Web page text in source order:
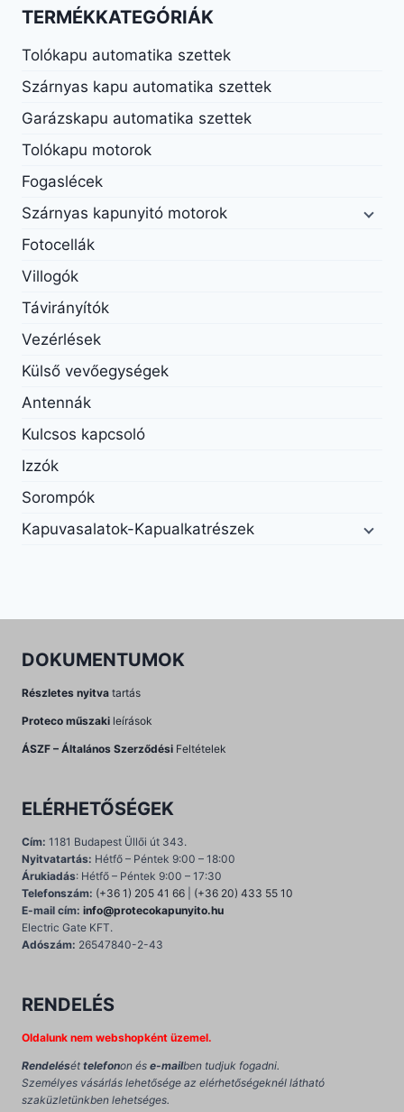
TERMÉKKATEGÓRIÁK
Tolókapu automatika szettek
Szárnyas kapu automatika szettek
Garázskapu automatika szettek
Tolókapu motorok
Fogaslécek
Szárnyas kapunyitó motorok
Fotocellák
Villogók
Távirányítók
Vezérlések
Külső vevőegységek
Antennák
Kulcsos kapcsoló
Izzók
Sorompók
Kapuvasalatok-Kapualkatrészek
DOKUMENTUMOK
Részletes nyitva tartás
Proteco műszaki leírások
ÁSZF – Általános Szerződési Feltételek
ELÉRHETŐSÉGEK
Cím: 1181 Budapest Üllői út 343.
Nyitvatartás: Hétfő – Péntek 9:00 – 18:00
Árukiadás: Hétfő – Péntek 9:00 – 17:30
Telefonszám: (+36 1) 205 41 66
(+36 20) 433 55 10
E-mail cím: info@protecokapunyito.hu
Electric Gate KFT.
Adószám: 26547840-2-43
RENDELÉS
Oldalunk nem webshopként üzemel.
Rendelését telefonon és e-mailben tudjuk fogadni.
Személyes vásárlás lehetősége az elérhetőségeknél látható
szaküzletünkben lehetséges.